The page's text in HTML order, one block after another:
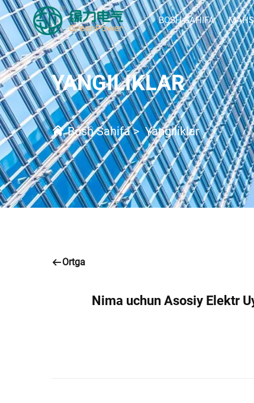
BOSH SAHIFA
YANGILIKLAR
Bosh Sahifa>Yangiliklar
Ortga
Nima uchun Asosiy Elektr